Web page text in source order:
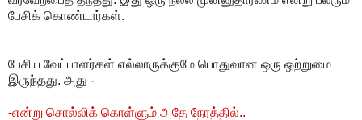
பேசிக் கொண்டார்கள்.
பேசிய வேட்பாளர்கள் எல்லாருக்குமே பொதுவான ஒரு ஒற்றுமை
இருந்தது. அது -
-என்று சொல்லிக் கொள்ளும் அதே நேரத்தில்..